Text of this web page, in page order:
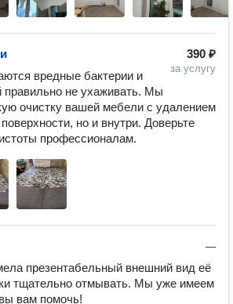
390 ₽
за услугу
вредные бактерии и
правильно не ухаживать. Мы
очистку вашей мебели с удалением
но и внутри. Доверьте
профессионалам.
—
презентабельный внешний вид её
тщательно отмывать. Мы уже имеем
вам помочь!